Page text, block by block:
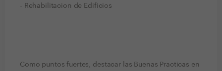
- Rehabilitacion de Edificios
Como puntos fuertes, destacar las Buenas Practicas en